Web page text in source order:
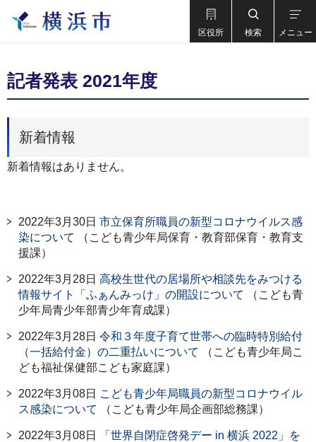
区役所 検索 メニュー
記者発表 2021年度
新着情報
新着情報はありません。
2022年3月30日 市立保育所職員の新型コロナウイルス感
染について
（こども青少年局保育・教育部保育・教育支
援課）
2022年3月28日 高校生世代の居場所や相談先をみつける
情報サイト「ふぁんみっけ」の開設について
（こども青
少年局青少年部青少年育成課）
2022年3月28日 令和３年度子育て世帯への臨時特別給付
（一括給付金）の二重払いについて
（こども青少年局こ
ども福祉保健部こども家庭課）
2022年3月08日 こども青少年局職員の新型コロナウイル
ス感染について
（こども青少年局企画部総務課）
2022年3月08日
「世界自閉症啓発デー in 横浜 2022」を